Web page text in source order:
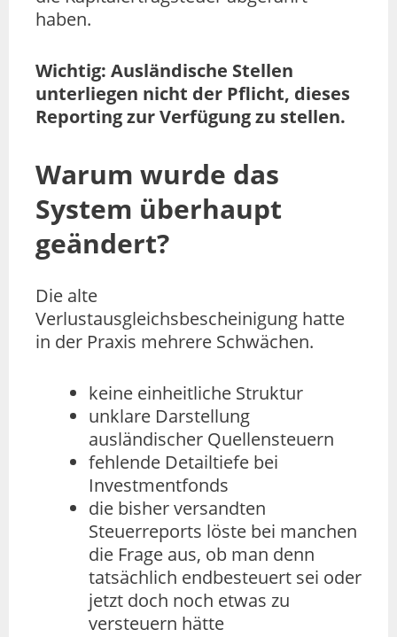
haben.
Wichtig: Ausländische Stellen
unterliegen nicht der Pflicht, dieses
Reporting zur Verfügung zu stellen.
Warum wurde das
System überhaupt
geändert?
Die alte
Verlustausgleichsbescheinigung hatte
in der Praxis mehrere Schwächen.
keine einheitliche Struktur
unklare Darstellung
ausländischer Quellensteuern
fehlende Detailtiefe bei
Investmentfonds
die bisher versandten
Steuerreports löste bei manchen
die Frage aus, ob man denn
tatsächlich endbesteuert sei oder
jetzt doch noch etwas zu
versteuern hätte